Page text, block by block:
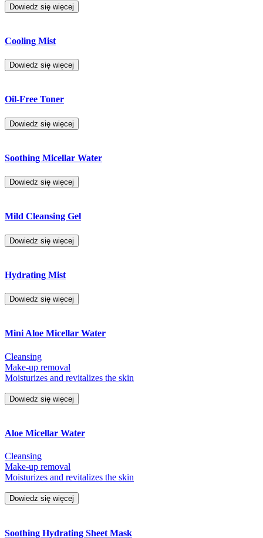
Dowiedz się więcej
Cooling Mist
Dowiedz się więcej
Oil-Free Toner
Dowiedz się więcej
Soothing Micellar Water
Dowiedz się więcej
Mild Cleansing Gel
Dowiedz się więcej
Hydrating Mist
Dowiedz się więcej
Mini Aloe Micellar Water
Cleansing
Make-up removal
Moisturizes and revitalizes the skin
Dowiedz się więcej
Aloe Micellar Water
Cleansing
Make-up removal
Moisturizes and revitalizes the skin
Dowiedz się więcej
Soothing Hydrating Sheet Mask